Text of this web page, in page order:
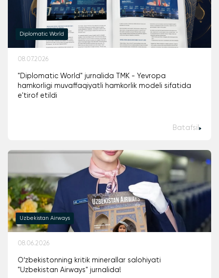
Diplomatic World
08.07.2026
"Diplomatic World" jurnalida TMK - Yevropa
hamkorligi muvaffaqiyatli hamkorlik modeli sifatida
e'tirof etildi
Batafsil
Uzbekistan Airways
08.06.2026
O‘zbekistonning kritik minerallar salohiyati
"Uzbekistan Airways" jurnalida!